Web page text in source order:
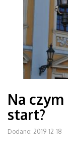
Na
start?
Dodano: 2019-12-18